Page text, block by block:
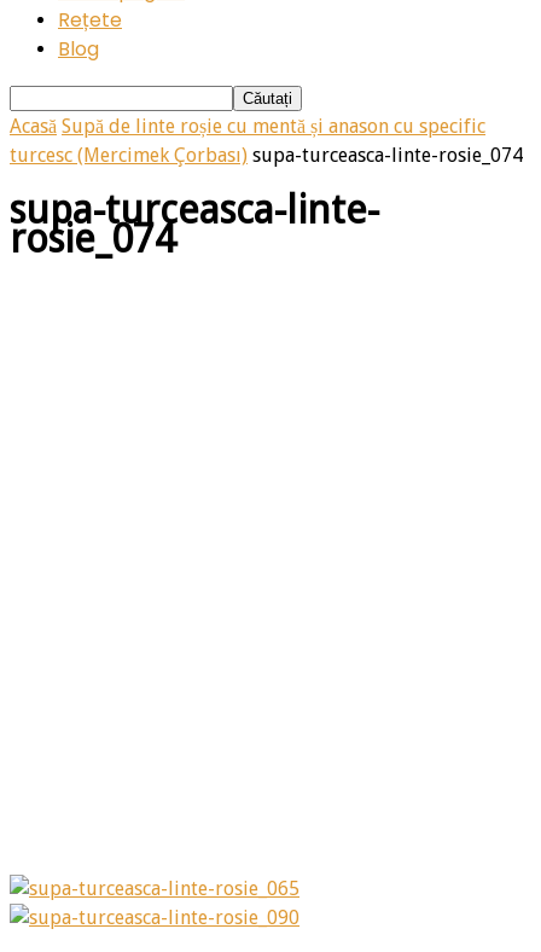
Rețete
Blog
Acasă Supă de linte roșie cu mentă și anason cu specific
turcesc (Mercimek Çorbası) supa-turceasca-linte-rosie_074
supa-turceasca-linte-
rosie_074